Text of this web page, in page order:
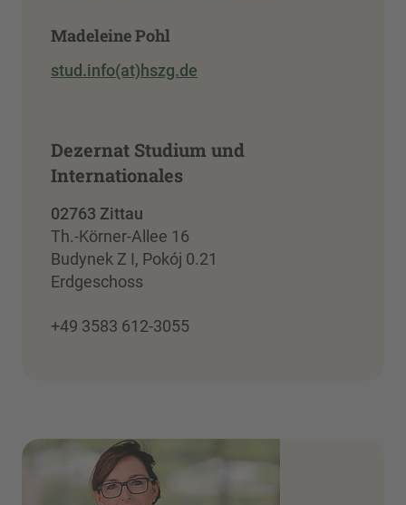
Madeleine Pohl
stud.info(at)hszg.de
Dezernat Studium und
Internationales
02763 Zittau
Th.-Körner-Allee 16
Budynek Z I, Pokój 0.21
Erdgeschoss
+49 3583 612-3055